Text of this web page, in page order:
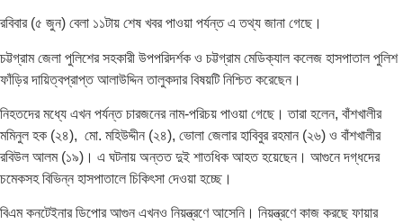
রবিবার (৫ জুন) বেলা ১১টায় শেষ খবর পাওয়া পর্যন্ত এ তথ্য জানা গেছে।
চট্টগ্রাম জেলা পুলিশের সহকারী উপপরিদর্শক ও চট্টগ্রাম মেডিক্যাল কলেজ হাসপাতাল পুলিশ
ফাঁড়ির দায়িত্বপ্রাপ্ত আলাউদ্দিন তালুকদার বিষয়টি নিশ্চিত করেছেন।
নিহতদের মধ্যে এখন পর্যন্ত চারজনের নাম-পরিচয় পাওয়া গেছে। তারা হলেন, বাঁশখালীর
মমিনুল হক (২৪), মো. মহিউদ্দীন (২৪), ভোলা জেলার হাবিবুর রহমান (২৬) ও বাঁশখালীর
রবিউল আলম (১৯)। এ ঘটনায় অন্তত দুই শাতধিক আহত হয়েছেন। আগুনে দগ্ধদের
চমেকসহ বিভিন্ন হাসপাতালে চিকিৎসা দেওয়া হচ্ছে।
বিএম কনটেইনার ডিপোর আগুন এখনও নিয়ন্ত্রণে আসেনি। নিয়ন্ত্রণে কাজ করছে ফায়ার